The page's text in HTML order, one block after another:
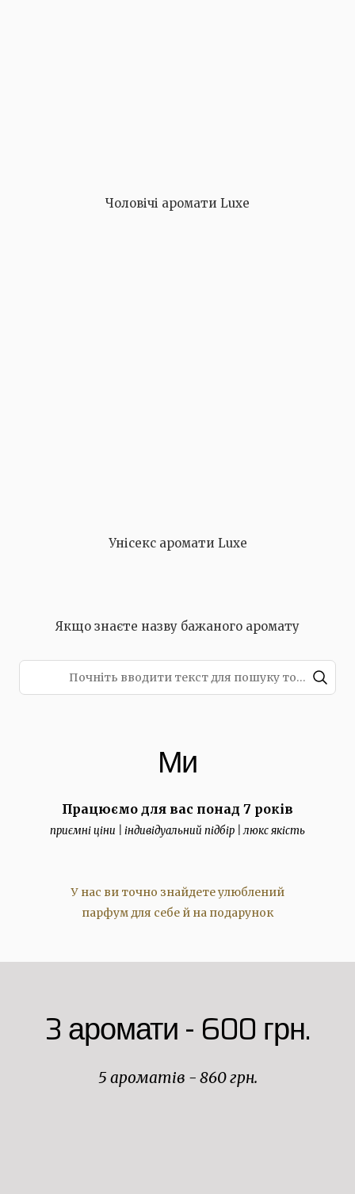
Чоловічі аромати Luxe
Унісекс аромати Luxe
Якщо знаєте назву бажаного аромату
Ми
Працюємо для вас понад 7 років
приємні ціни | індивідуальний підбір | люкс якість
У нас ви точно знайдете улюблений
парфум для себе й на подарунок
3 аромати - 600 грн.
5 ароматів - 860 грн.